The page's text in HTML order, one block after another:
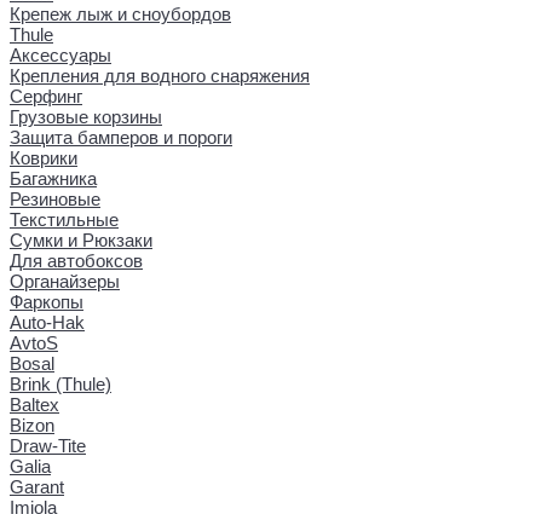
Крепеж лыж и сноубордов
Thule
Аксессуары
Крепления для водного снаряжения
Серфинг
Грузовые корзины
Защита бамперов и пороги
Коврики
Багажника
Резиновые
Текстильные
Сумки и Рюкзаки
Для автобоксов
Органайзеры
Фаркопы
Auto-Hak
AvtoS
Bosal
Brink (Thule)
Baltex
Bizon
Draw-Tite
Galia
Garant
Imiola